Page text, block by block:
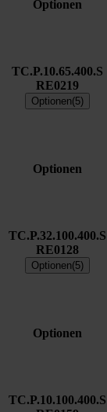
Optionen
TC.P.10.65.400.S
RE0219
Optionen(5)
Optionen
TC.P.32.100.400.S
RE0128
Optionen(5)
Optionen
TC.P.10.100.400.S